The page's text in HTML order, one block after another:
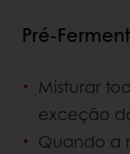
Pré-
Misturar
exceção
Quando a